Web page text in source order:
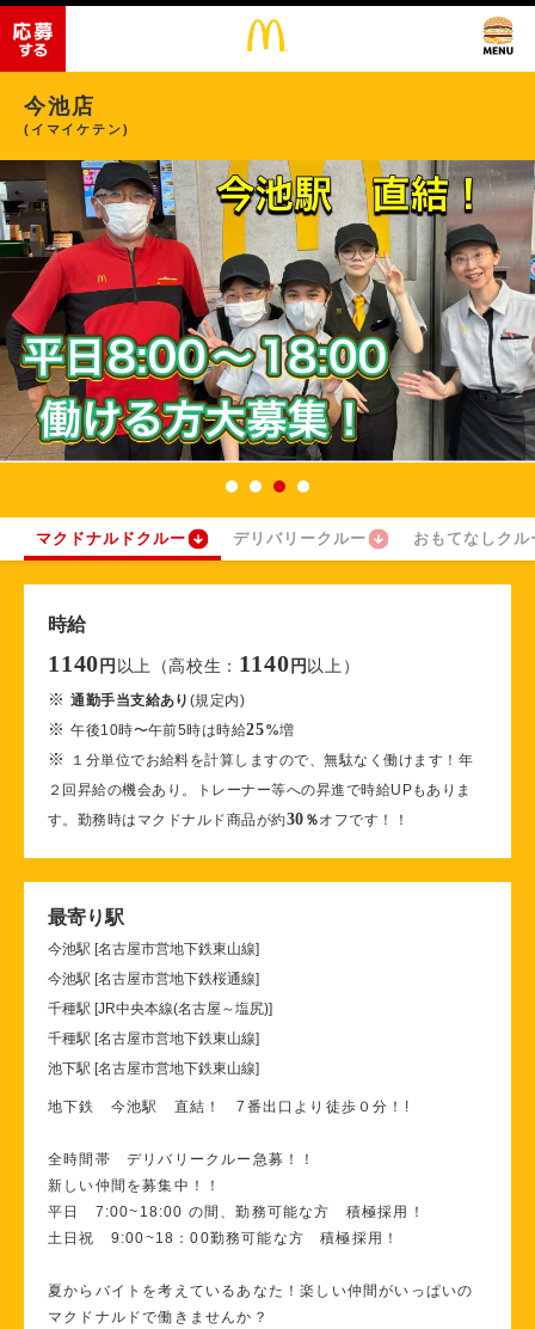
今池店
(イマイケテン)
マクドナルドクルー デリバリークルー おもてなしクル
時給
1140 円 以上（高校生： 1140 円 以上）
※通勤手当支給あり (規定内)
※午後10時〜午前5時は時給25%増
※
１分単位でお給料を計算しますので、無駄なく働けます！年
２回昇給の機会あり。トレーナー等への昇進で時給UPもありま
す。勤務時はマクドナルド商品が約30 ％オフです！！
最寄り駅
今池駅 [名古屋市営地下鉄東山線]
今池駅 [名古屋市営地下鉄桜通線]
千種駅 [JR中央本線(名古屋～塩尻)]
千種駅 [名古屋市営地下鉄東山線]
池下駅 [名古屋市営地下鉄東山線]
地下鉄 今池駅 直結！ 7番出口より徒歩０分！!
全時間帯 デリバリークルー急募！！
新しい仲間を募集中！！
平日 7:00~18:00 の間、勤務可能な方 積極採用！
土日祝 9:00~18：00勤務可能な方 積極採用！
夏からバイトを考えているあなた！楽しい仲間がいっぱいの
マクドナルドで働きませんか？